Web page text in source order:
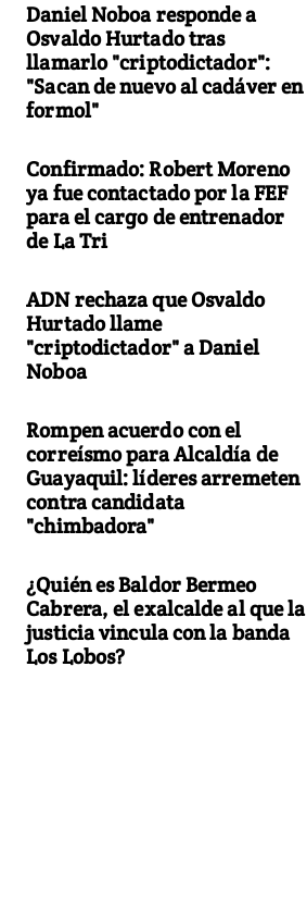
Daniel Noboa responde a
Osvaldo Hurtado tras
llamarlo "criptodictador":
"Sacan de nuevo al cadáver en
formol"
Confirmado: Robert Moreno
ya fue contactado por la FEF
para el cargo de entrenador
de La Tri
ADN rechaza que Osvaldo
Hurtado llame
"criptodictador" a Daniel
Noboa
Rompen acuerdo con el
correísmo para Alcaldía de
Guayaquil: líderes arremeten
contra candidata
"chimbadora"
¿Quién es Baldor Bermeo
Cabrera, el exalcalde al que la
justicia vincula con la banda
Los Lobos?